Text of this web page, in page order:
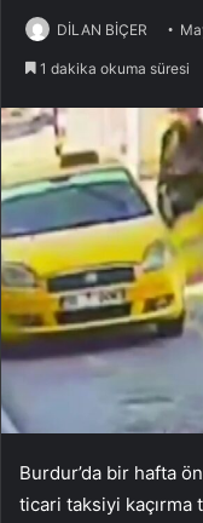
DİLAN BİÇER
1 dakika okuma süresi
Burdur’da bir hafta
ticari taksiyi